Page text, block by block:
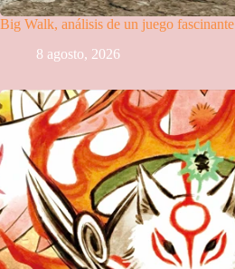
Big Walk, análisis de un juego fascinante
8 agosto, 2026